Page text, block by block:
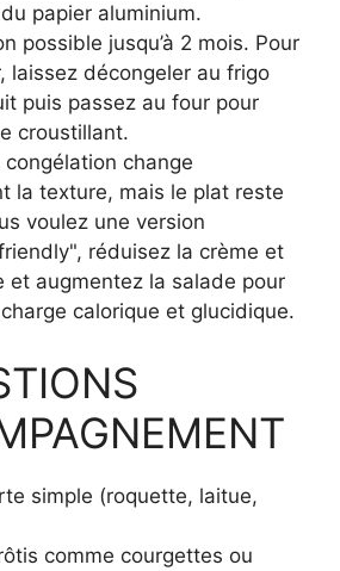
papier aluminium.
possible jusqu’à 2 mois. Pour
laissez décongeler au frigo
puis passez au four pour
croustillant.
congélation change
la texture, mais le plat reste
voulez une version
réduisez la crème et
et augmentez la salade pour
calorique et glucidique.
simple (roquette, laitue,
comme courgettes ou